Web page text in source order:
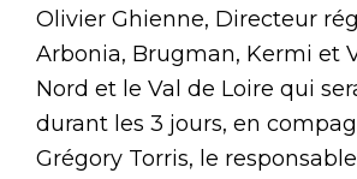
Olivier Ghienne, Directeur
Arbonia, Brugman, Kermi et
Nord et le Val de Loire qui
durant les 3 jours, en
Grégory Torris, le